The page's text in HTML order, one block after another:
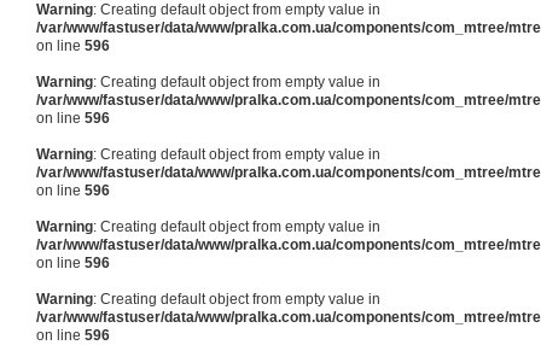
Warning: Creating default object from empty value in
/var/www/fastuser/data/www/pralka.com.ua/components/com_mtree/
on line 596
Warning: Creating default object from empty value in
/var/www/fastuser/data/www/pralka.com.ua/components/com_mtree/
on line 596
Warning: Creating default object from empty value in
/var/www/fastuser/data/www/pralka.com.ua/components/com_mtree/
on line 596
Warning: Creating default object from empty value in
/var/www/fastuser/data/www/pralka.com.ua/components/com_mtree/
on line 596
Warning: Creating default object from empty value in
/var/www/fastuser/data/www/pralka.com.ua/components/com_mtree/
on line 596